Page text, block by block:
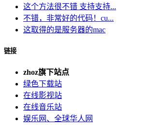
这个方法很不错 支持支持...
不错，非常好的代码！cu...
这取得的是服务器的mac
链接
zhoz旗下站点
绿色下载站
在线影视站
在线音乐站
娱乐网、全球华人网